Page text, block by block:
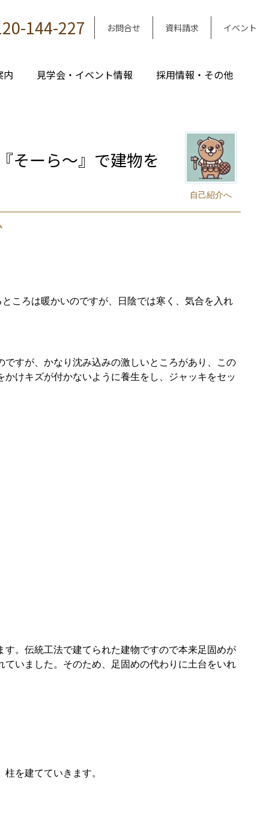
144-227 お問合せ 資料請求 イベント
内 見学会・イベント情報 採用情報・その他
自己紹介へ
ーら～』で建物を
ころは暖かいのですが、日陰では寒く、気合を入れ
すが、かなり沈み込みの激しいところがあり、この
けキズが付かないように養生をし、ジャッキをセッ
。伝統工法で建てられた建物ですので本来足固めが
いました。そのため、足固めの代わりに土台をいれ
を建てていきます。